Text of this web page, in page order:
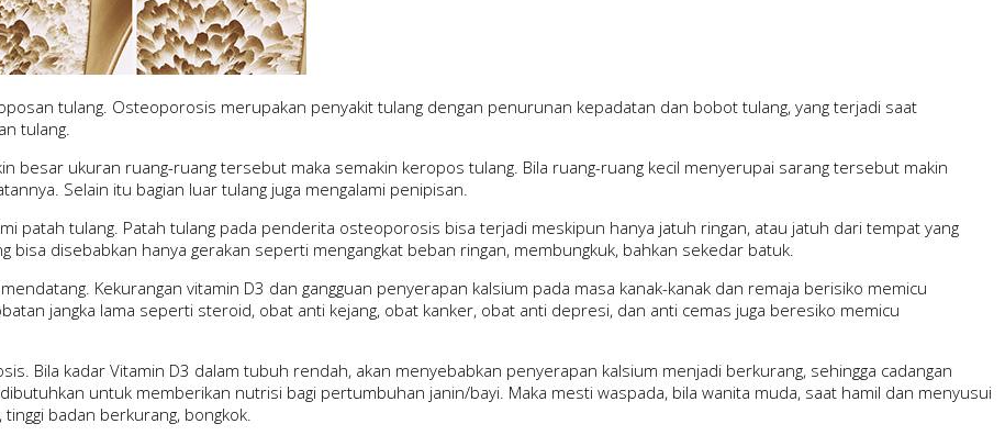
tulang. Osteoporosis merupakan penyakit tulang dengan penurunan kepadatan dan bobot tulang, yang terjadi saat
tulang.
besar ukuran ruang-ruang tersebut maka semakin keropos tulang. Bila ruang-ruang kecil menyerupai sarang tersebut makin
Selain itu bagian luar tulang juga mengalami penipisan.
patah tulang. Patah tulang pada penderita osteoporosis bisa terjadi meskipun hanya jatuh ringan, atau jatuh dari tempat yang
bisa disebabkan hanya gerakan seperti mengangkat beban ringan, membungkuk, bahkan sekedar batuk.
Kekurangan vitamin D3 dan gangguan penyerapan kalsium pada masa kanak-kanak dan remaja berisiko memicu
jangka lama seperti steroid, obat anti kejang, obat kanker, obat anti depresi, dan anti cemas juga beresiko memicu
Bila kadar Vitamin D3 dalam tubuh rendah, akan menyebabkan penyerapan kalsium menjadi berkurang, sehingga cadangan
untuk memberikan nutrisi bagi pertumbuhan janin/bayi. Maka mesti waspada, bila wanita muda, saat hamil dan menyusui
badan berkurang, bongkok.